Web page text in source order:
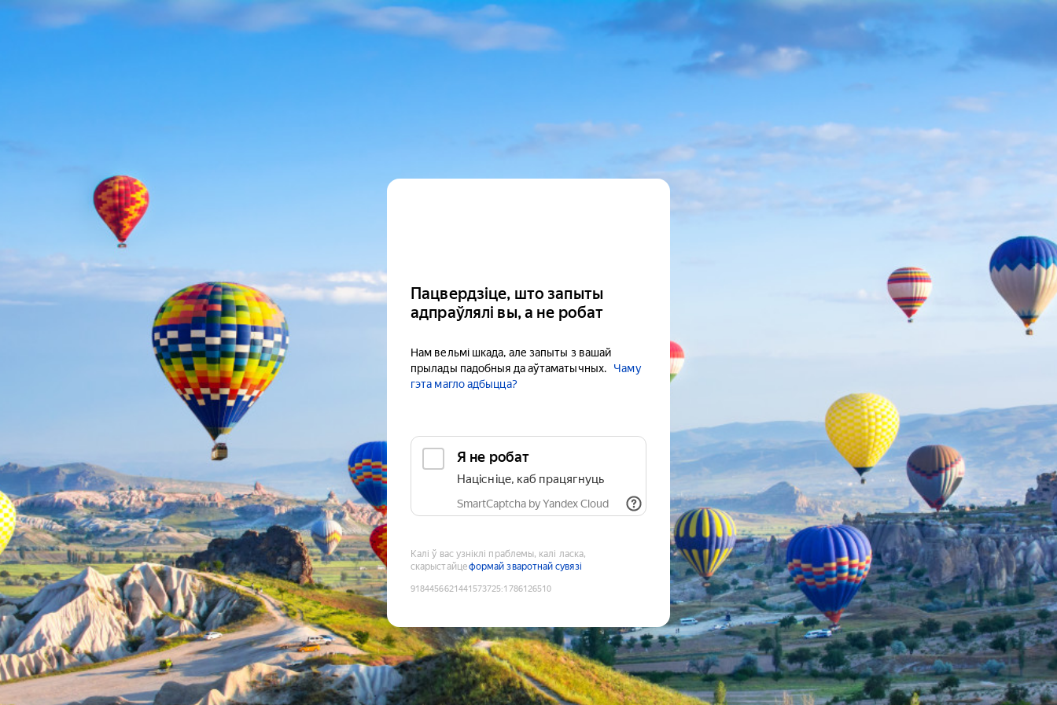
Пацвердзіце, што запыты
адпраўлялі вы, а не робат
Нам вельмі шкада, але запыты з вашай
прылады падобныя да аўтаматычных.
Чаму
гэта магло адбыцца?
Я не робат
Націсніце, каб працягнуць
SmartCaptcha by Yandex Cloud
Калі ў вас узніклі праблемы, калі ласка,
скарыстайцеформай зваротнай сувязі
9184456621441573725:1786126510